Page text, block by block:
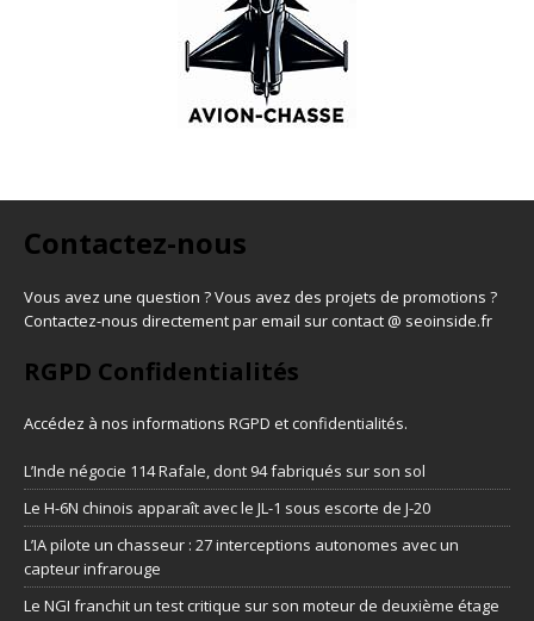
Contactez-nous
Vous avez une question ? Vous avez des projets de promotions ?
Contactez-nous directement par email sur contact @ seoinside.fr
RGPD Confidentialités
Accédez à nos informations RGPD et confidentialités.
L’Inde négocie 114 Rafale, dont 94 fabriqués sur son sol
Le H-6N chinois apparaît avec le JL-1 sous escorte de J-20
L’IA pilote un chasseur : 27 interceptions autonomes avec un
capteur infrarouge
Le NGI franchit un test critique sur son moteur de deuxième étage